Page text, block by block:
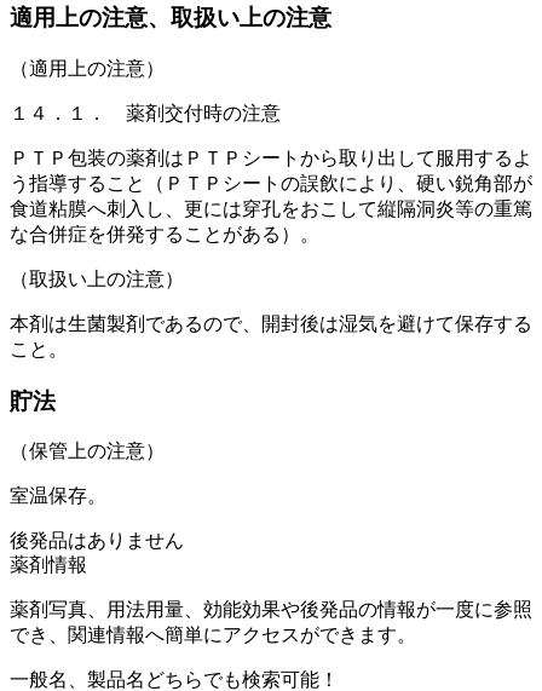
適用上の注意、取扱い上の注意
（適用上の注意）
１４．１． 薬剤交付時の注意
ＰＴＰ包装の薬剤はＰＴＰシートから取り出して服用するよ
う指導すること（ＰＴＰシートの誤飲により、硬い鋭角部が
食道粘膜へ刺入し、更には穿孔をおこして縦隔洞炎等の重篤
な合併症を併発することがある）。
（取扱い上の注意）
本剤は生菌製剤であるので、開封後は湿気を避けて保存する
こと。
貯法
（保管上の注意）
室温保存。
後発品はありません
薬剤情報
薬剤写真、用法用量、効能効果や後発品の情報が一度に参照
でき、関連情報へ簡単にアクセスができます。
一般名、製品名どちらでも検索可能！